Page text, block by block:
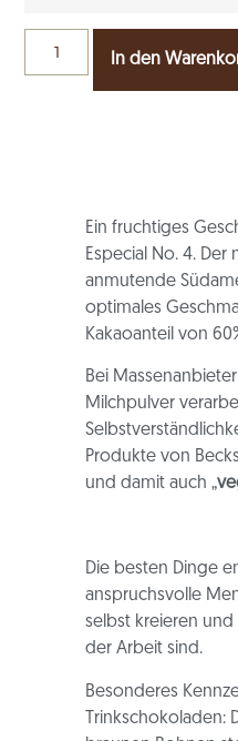
In den
Ein fruchtiges
Especial No. 4. Der
anmutende
optimales
Kakaoanteil von
Bei
Milchpulver
Produkte von
und damit auch „
Die besten Dinge
anspruchsvolle
selbst kreieren
der Arbeit sind.
Besonderes
Trinkschokoladen: